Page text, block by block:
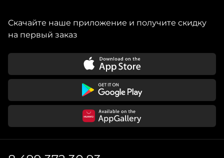
Скачайте наше приложение и получите скидку
на первый заказ